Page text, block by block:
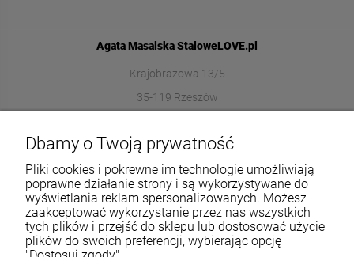
Agata Masalska StaloweLOVE.pl
Krajobrazowa 13/5
35-119 Rzeszów
572989669
Informacje
O nas
Dbamy o Twoją prywatność
Pliki cookies i pokrewne im technologie umożliwiają
poprawne działanie strony i są wykorzystywane do
wyświetlania reklam spersonalizowanych. Możesz
zaakceptować wykorzystanie przez nas wszystkich
tych plików i przejść do sklepu lub dostosować użycie
plików do swoich preferencji, wybierając opcję